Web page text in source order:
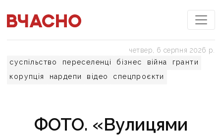
суспільство переселенці бізнес війна
гранти
корупція
нардепи відео спецпроєкти
четвер, 6 серпня 2026 р.
ФОТО. «Вулицями